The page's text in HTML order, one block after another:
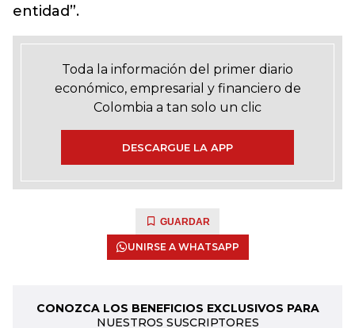
entidad”.
Toda la información del primer diario
económico, empresarial y financiero de
Colombia a tan solo un clic
DESCARGUE LA APP
GUARDAR
UNIRSE A WHATSAPP
CONOZCA LOS BENEFICIOS EXCLUSIVOS PARA
NUESTROS SUSCRIPTORES